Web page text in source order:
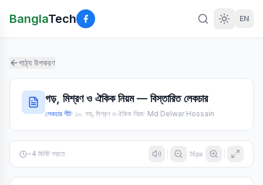
BanglaTech EN
পাঠ্য উপকরণ
গড়, মিশ্রণ ও ঐকিক নিয়ম — বিস্তারিত লেকচার
লেকচার শীট· ১০. গড়, মিশ্রণ ও ঐকিক নিয়ম· Md Delwar Hossain
~4 মিনিট পড়তে 16px